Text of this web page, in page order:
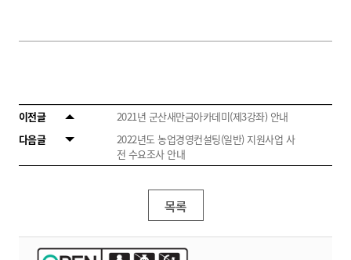
이전글
2021년 군산새만금아카데미(제3강좌) 안내
다음글
2022년도 농업경영컨설팅(일반) 지원사업 사
전 수요조사 안내
목록